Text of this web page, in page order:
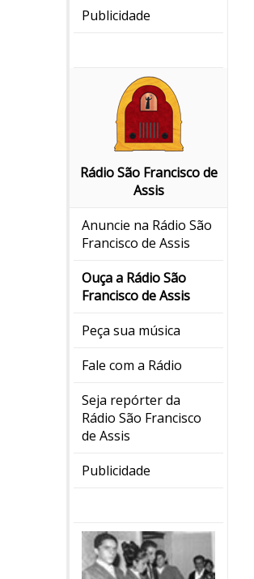
Publicidade
Rádio São Francisco de
Assis
Anuncie na Rádio São
Francisco de Assis
Ouça a Rádio São
Francisco de Assis
Peça sua música
Fale com a Rádio
Seja repórter da
Rádio São Francisco
de Assis
Publicidade